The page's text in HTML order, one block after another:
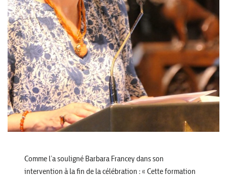
Comme l’a souligné Barbara Francey dans son
intervention à la fin de la célébration : « Cette formation